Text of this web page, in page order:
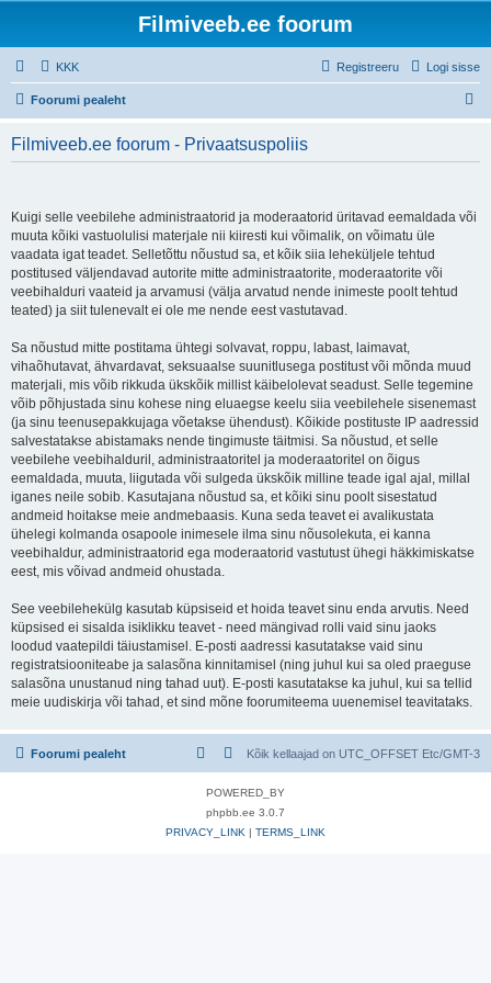
Filmiveeb.ee foorum
KKK Logi sisse
Registreeru
Foorumi pealeht
Filmiveeb.ee foorum - Privaatsuspoliis
Kuigi selle veebilehe administraatorid ja moderaatorid üritavad eemaldada või
muuta kõiki vastuolulisi materjale nii kiiresti kui võimalik, on võimatu üle
vaadata igat teadet. Selletõttu nõustud sa, et kõik siia leheküljele tehtud
postitused väljendavad autorite mitte administraatorite, moderaatorite või
veebihalduri vaateid ja arvamusi (välja arvatud nende inimeste poolt tehtud
teated) ja siit tulenevalt ei ole me nende eest vastutavad.
Sa nõustud mitte postitama ühtegi solvavat, roppu, labast, laimavat,
vihaõhutavat, ähvardavat, seksuaalse suunitlusega postitust või mõnda muud
materjali, mis võib rikkuda ükskõik millist käibelolevat seadust. Selle tegemine
võib põhjustada sinu kohese ning eluaegse keelu siia veebilehele sisenemast
(ja sinu teenusepakkujaga võetakse ühendust). Kõikide postituste IP aadressid
salvestatakse abistamaks nende tingimuste täitmisi. Sa nõustud, et selle
veebilehe veebihalduril, administraatoritel ja moderaatoritel on õigus
eemaldada, muuta, liigutada või sulgeda ükskõik milline teade igal ajal, millal
iganes neile sobib. Kasutajana nõustud sa, et kõiki sinu poolt sisestatud
andmeid hoitakse meie andmebaasis. Kuna seda teavet ei avalikustata
ühelegi kolmanda osapoole inimesele ilma sinu nõusolekuta, ei kanna
veebihaldur, administraatorid ega moderaatorid vastutust ühegi häkkimiskatse
eest, mis võivad andmeid ohustada.
See veebilehekülg kasutab küpsiseid et hoida teavet sinu enda arvutis. Need
küpsised ei sisalda isiklikku teavet - need mängivad rolli vaid sinu jaoks
loodud vaatepildi täiustamisel. E-posti aadressi kasutatakse vaid sinu
registratsiooniteabe ja salasõna kinnitamisel (ning juhul kui sa oled praeguse
salasõna unustanud ning tahad uut). E-posti kasutatakse ka juhul, kui sa tellid
meie uudiskirja või tahad, et sind mõne foorumiteema uuenemisel teavitataks.
Foorumi pealeht Kõik kellaajad on UTC_OFFSET Etc/GMT-3
POWERED_BY
phpbb.ee 3.0.7
PRIVACY_LINK | TERMS_LINK